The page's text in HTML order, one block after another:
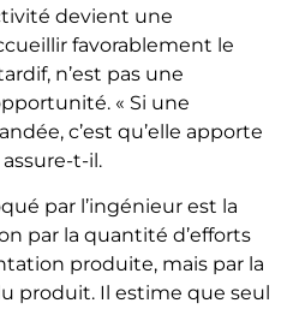
devient une
favorablement le
n’est pas une
« Si une
c’est qu’elle apporte
t-il.
par l’ingénieur est la
par la quantité d’efforts
produite, mais par la
produit. Il estime que seul